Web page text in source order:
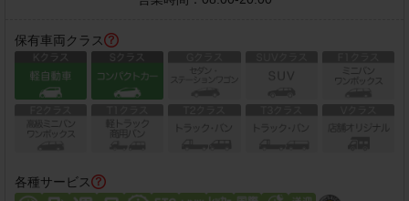
保有車両クラス
各種サービス